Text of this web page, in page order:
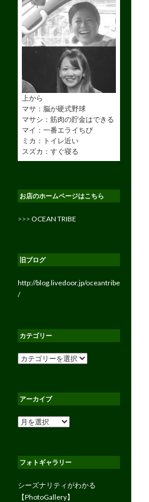
上から
マサ：脳が硬式野球
マサシ：筋肉の貯金はできる
マイ：一番エライちび
ミカ：トイレ近い
スズカ：すぐ寝る
お店のホームページはこちら
>>> OCEAN TRIBE
旧ブログ
http://blog.livedoor.jp/oceantribe
/
カテゴリー
カ
ー
アーカイブ
ア
ブ
フォトギャラリー
シーズナリティがわかる
【PhotoGallery】